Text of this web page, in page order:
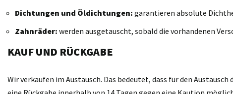
Dichtungen und Öldichtungen: garantieren absolute
Zahnräder: werden ausgetauscht, sobald die vorhandenen
KAUF UND RÜCKGABE
Wir verkaufen im Austausch. Das bedeutet, dass für den